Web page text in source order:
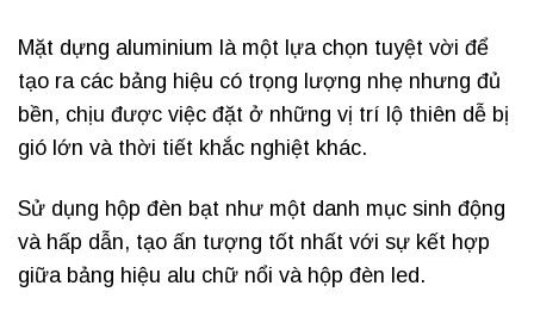
Mặt dựng aluminium là một lựa chọn tuyệt vời để
tạo ra các bảng hiệu có trọng lượng nhẹ nhưng đủ
bền, chịu được việc đặt ở những vị trí lộ thiên dễ bị
gió lớn và thời tiết khắc nghiệt khác.
Sử dụng hộp đèn bạt như một danh mục sinh động
và hấp dẫn, tạo ấn tượng tốt nhất với sự kết hợp
giữa bảng hiệu alu chữ nổi và hộp đèn led.